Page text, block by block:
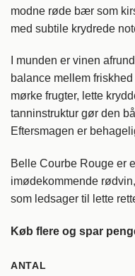
modne røde bær som
med subtile krydrede
I munden er vinen
balance mellem
mørke frugter, lette
tanninstruktur gør den
Eftersmagen er
Belle Courbe Rouge er
imødekommende
som ledsager til lette
Køb flere og spar
ANTAL